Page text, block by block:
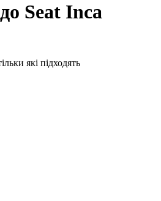
Seat Inca
які підходять